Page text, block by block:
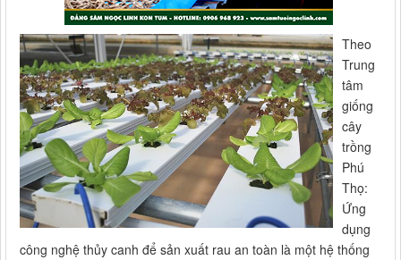
Theo
Trung
tâm
giống
cây
trồng
Phú
Thọ:
Ứng
dụng
công nghệ thủy canh để sản xuất rau an toàn là một hệ thống